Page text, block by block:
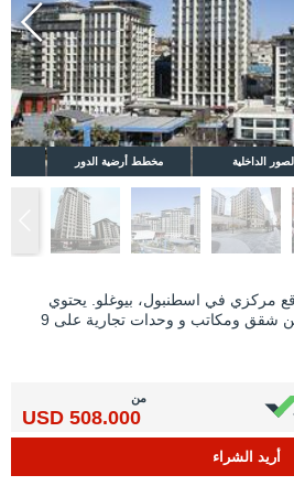
الصور الداخلية مخطط أرضية الدور
مركزي في اسطنبول، بيوغلو. يحتوي
المجمع المختلط الذي يتكون من شقق ومكاتب و وحدات تجارية على 9
من
508.000 USD
أريد الشراء